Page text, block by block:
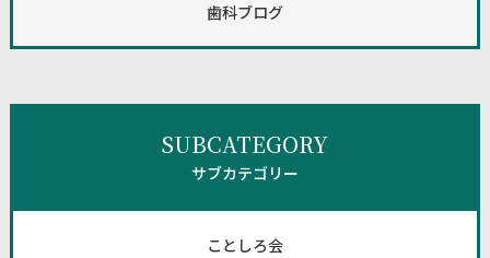
歯科ブログ
SUBCATEGORY
サブカテゴリー
ことしろ会